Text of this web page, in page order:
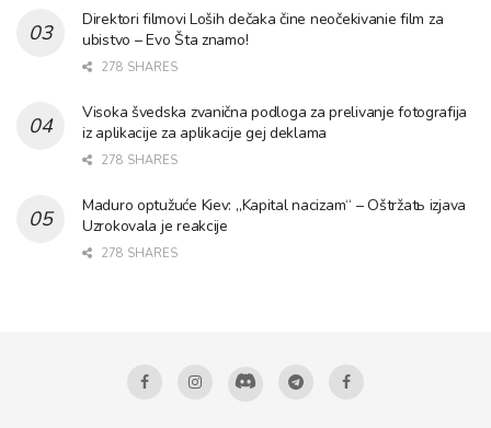
Direktori filmovi Loših dečaka čine neočekivanie film za
ubistvo – Evo Šta znamo!
278 SHARES
Visoka švedska zvanična podloga za prelivanje fotografija
iz aplikacije za aplikacije gej deklama
278 SHARES
Maduro optužuće Kiev: „Kapital nacizam“ – Oštržatь izjava
Uzrokovala je reakcije
278 SHARES